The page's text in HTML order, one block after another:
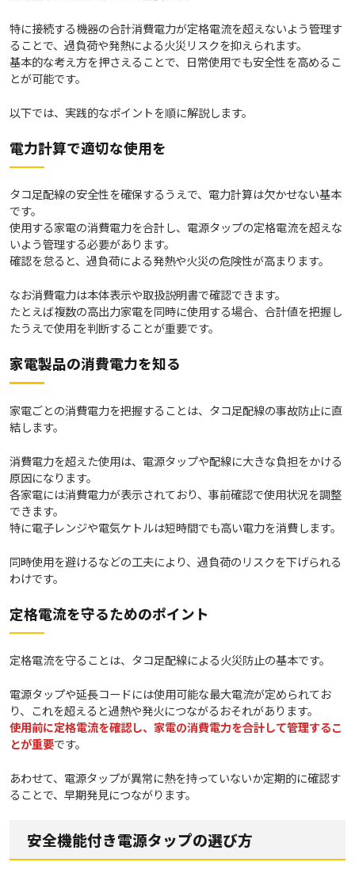
特に接続する機器の合計消費電力が定格電流を超えないよう管理す
ることで、過負荷や発熱による火災リスクを抑えられます。
基本的な考え方を押さえることで、日常使用でも安全性を高めるこ
とが可能です。
以下では、実践的なポイントを順に解説します。
電力計算で適切な使用を
タコ足配線の安全性を確保するうえで、電力計算は欠かせない基本
です。
使用する家電の消費電力を合計し、電源タップの定格電流を超えな
いよう管理する必要があります。
確認を怠ると、過負荷による発熱や火災の危険性が高まります。
なお消費電力は本体表示や取扱説明書で確認できます。
たとえば複数の高出力家電を同時に使用する場合、合計値を把握し
たうえで使用を判断することが重要です。
家電製品の消費電力を知る
家電ごとの消費電力を把握することは、タコ足配線の事故防止に直
結します。
消費電力を超えた使用は、電源タップや配線に大きな負担をかける
原因になります。
各家電には消費電力が表示されており、事前確認で使用状況を調整
できます。
特に電子レンジや電気ケトルは短時間でも高い電力を消費します。
同時使用を避けるなどの工夫により、過負荷のリスクを下げられる
わけです。
定格電流を守るためのポイント
定格電流を守ることは、タコ足配線による火災防止の基本です。
電源タップや延長コードには使用可能な最大電流が定められてお
り、これを超えると過熱や発火につながるおそれがあります。
使用前に定格電流を確認し、家電の消費電力を合計して管理するこ
とが重要です。
あわせて、電源タップが異常に熱を持っていないか定期的に確認す
ることで、早期発見につながります。
安全機能付き電源タップの選び方